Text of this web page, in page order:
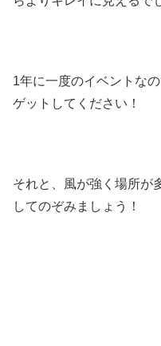
1年に一度のイベントな
ゲットしてください！
それと、風が強く場所が
してのぞみましょう！